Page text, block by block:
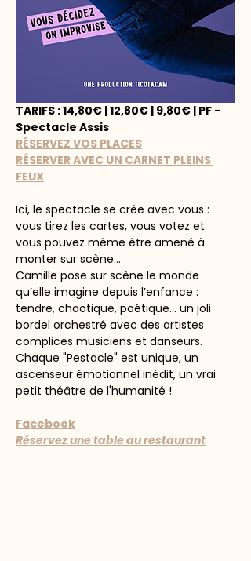
TARIFS : 14,80€ | 12,80€ | 9,80€ | PF -
Spectacle Assis
RÉSERVEZ VOS PLACES
RÉSERVER AVEC UN CARNET PLEINS
FEUX
Ici, le spectacle se crée avec vous :
vous tirez les cartes, vous votez et
vous pouvez même être amené à
monter sur scène...
Camille pose sur scène le monde
qu’elle imagine depuis l’enfance :
tendre, chaotique, poétique… un joli
bordel orchestré avec des artistes
complices musiciens et danseurs.
Chaque "Pestacle" est unique, un
ascenseur émotionnel inédit, un vrai
petit théâtre de l'humanité !
Facebook
Réservez une table au restaurant